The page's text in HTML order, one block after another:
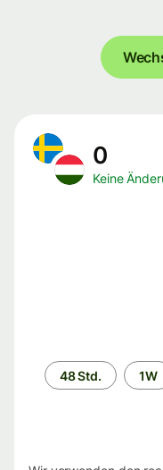
0
Keine
Zeitraum
48 Std. 1W